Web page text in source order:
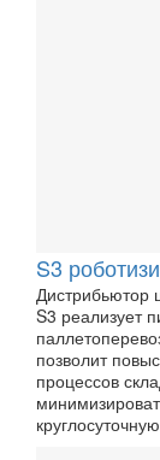
S3
Дистрибьютор
S3 реализует
позволит
процессов